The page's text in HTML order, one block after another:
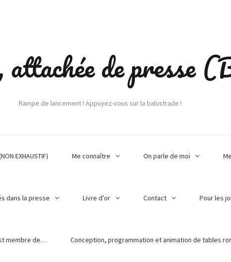
attachée de presse
Rampe de lancement ! Appuyez-vous sur la balustrade !
EXHAUSTIF) Me connaître On parle de moi
dans la presse Livre d’or Contact Pour les
membre de… Conception, programmation et animation de tables